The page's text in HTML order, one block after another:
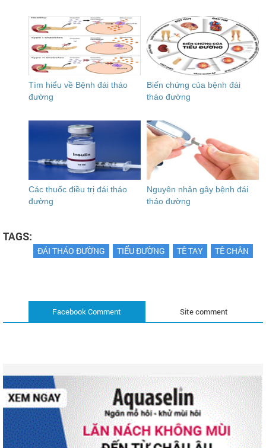
Tìm hiểu về Bệnh đái tháo
đường
Biến chứng của bệnh đái
tháo đường
Các thuốc điều trị đái tháo
đường
Nguyên nhân gây bệnh đái
tháo đường
TAGS:
ĐÁI THÁO ĐƯỜNG TIỂU ĐƯỜNG TÊ TAY TÊ CHÂN
Site comment
Facebook Comment